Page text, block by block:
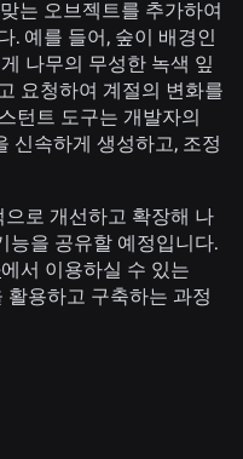
는 오브젝트를 추가하여
. 예를 들어, 숲이 배경인
나무의 무성한 녹색 잎
요청하여 계절의 변화를
턴트 도구는 개발자의
신속하게 생성하고, 조정
로 개선하고 확장해 나
능을 공유할 예정입니다.
에서 이용하실 수 있는
용하고 구축하는 과정